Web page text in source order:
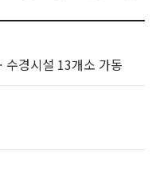
수경시설 13개소 가동